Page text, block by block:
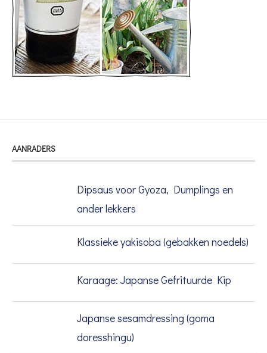
AANRADERS
Dipsaus voor Gyoza, Dumplings en
ander lekkers
Klassieke yakisoba (gebakken noedels)
Karaage: Japanse Gefrituurde Kip
Japanse sesamdressing (goma
doresshingu)